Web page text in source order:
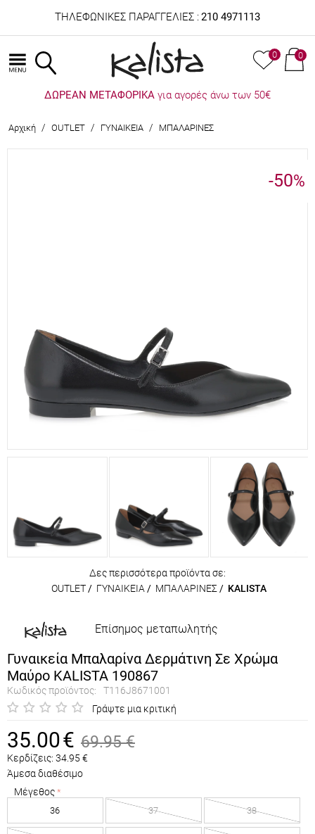
ΤΗΛΕΦΩΝΙΚΕΣ ΠΑΡΑΓΓΕΛΙΕΣ : 210 4971113
0 0
ΔΩΡΕΑΝ ΜΕΤΑΦΟΡΙΚΑ για αγορές άνω των 50€
Αρχική / OUTLET / ΓΥΝΑΙΚΕΙΑ / ΜΠΑΛΑΡΙΝΕΣ
-50%
Δες περισσότερα προϊόντα σε:
OUTLET/ ΓΥΝΑΙΚΕΙΑ / ΜΠΑΛΑΡΙΝΕΣ / KALISTA
Επίσημος μεταπωλητής
Γυναικεία Μπαλαρίνα Δερμάτινη Σε Χρώμα
Μαύρο KALISTA 190867
Κωδικός προϊόντος:
T116J8671001
Γράψτε μια κριτική
35.00€ 69.95 €
Κερδίζεις: 34.95 €
Άμεσα διαθέσιμο
Μέγεθος
36 37 38